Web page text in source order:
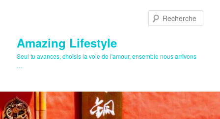
Amazing Lifestyle
Seul tu avances, choisis la voie de l'amour, ensemble nous arrivons
…